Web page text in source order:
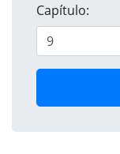
Capítulo: